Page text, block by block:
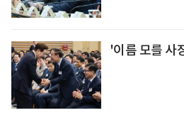
'이름 모를 사